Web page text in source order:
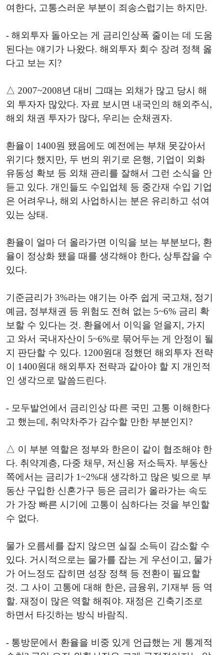
여한다, 고통스러운 부분이 죄송스럽기는 하지만.
- 해외투자 돌아오는 게 금리인상폭 줄이는 데 도움
된다는 얘기가 나왔다. 해외투자 회수 장려 정책 옳
다고 보는 지?
△ 2007~2008년 대비 그때는 외채가 많고 당시 해
외 투자자 많았다. 자료 보시면 내국인의 해외주식,
해외 채권 투자가 많다, 우리는 순채권자.
환율이 1400원 됐음에도 예전에는 부채 못갚아서
위기다 했지만, 두 번의 위기로 은행, 기업이 외화
유동성 확보 등 외채 관리를 잘해서 그런 소식을 안
듣고 있다. 개인들도 수입업체 등 중간재 수입 기업
은 어려우나, 해외 사업하시는 분은 유리하고 섞여
있는 상태.
환율이 얼마 더 올라가면 이익을 보는 부분보다, 환
율이 정상화 됐을 때를 생각해야 한다, 상투잡을 수
있다.
기준금리가 3%라는 얘기는 아주 쉽게 국고채, 정기
예금, 정부채권 등 위험도 전혀 없는 5~6% 금리 확
보할 수 있다는 것. 환율에서 이익을 얻을지, 가지
고 와서 국내자산이 5~6%로 묶어두는 게 안정이 될
지 판단할 수 있다. 1200원대 정했던 해외투자 전략
이 1400원대 해외투자 전략과 같아야 할 지 개인적
인 생각으로 말씀드린다.
- 모두발언에서 금리인상 따른 국민 고통 이해한다
고 했는데, 취약차주가 감수할 만한 부분인지?
△ 이 부분 역할은 정부와 한은이 같이 협조해야 한
다. 취약계층, 다중 채무, 저신용 저소득자. 부동산
쪽에서는 금리가 1~2%대 생각하고 많은 빚으로 부
동산 구입한 신혼가구 등은 금리가 올라가는 속도
가 가장 빠른 시기에 고통이 심하다는 것을 부인할
수 없다.
물가 오름세를 잡지 않으면 실질 소득이 감소할 수
있다. 거시적으로는 물가를 잡는 게 우선이고, 물가
가 어느정도 잡히면 성장 정책 등 전환이 필요할
것. 그 사이 고통에 대해 한은, 금융위, 기재부 등 역
할. 재정이 많은 역할 해줘야. 재정은 긴축기조로
하면서 타깃하는 방식 바람직.
- 통방문에서 환율을 비중 있게 언급했는 게 통계적